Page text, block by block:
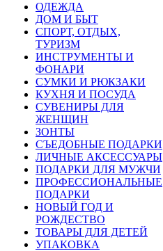
ОДЕЖДА
ДОМ И БЫТ
СПОРТ, ОТДЫХ,
ТУРИЗМ
ИНСТРУМЕНТЫ И
ФОНАРИ
СУМКИ И РЮКЗАКИ
КУХНЯ И ПОСУДА
СУВЕНИРЫ ДЛЯ
ЖЕНЩИН
ЗОНТЫ
СЪЕДОБНЫЕ ПОДАРКИ
ЛИЧНЫЕ АКСЕССУАРЫ
ПОДАРКИ ДЛЯ МУЖЧИ
ПРОФЕССИОНАЛЬНЫЕ
ПОДАРКИ
НОВЫЙ ГОД И
РОЖДЕСТВО
ТОВАРЫ ДЛЯ ДЕТЕЙ
УПАКОВКА